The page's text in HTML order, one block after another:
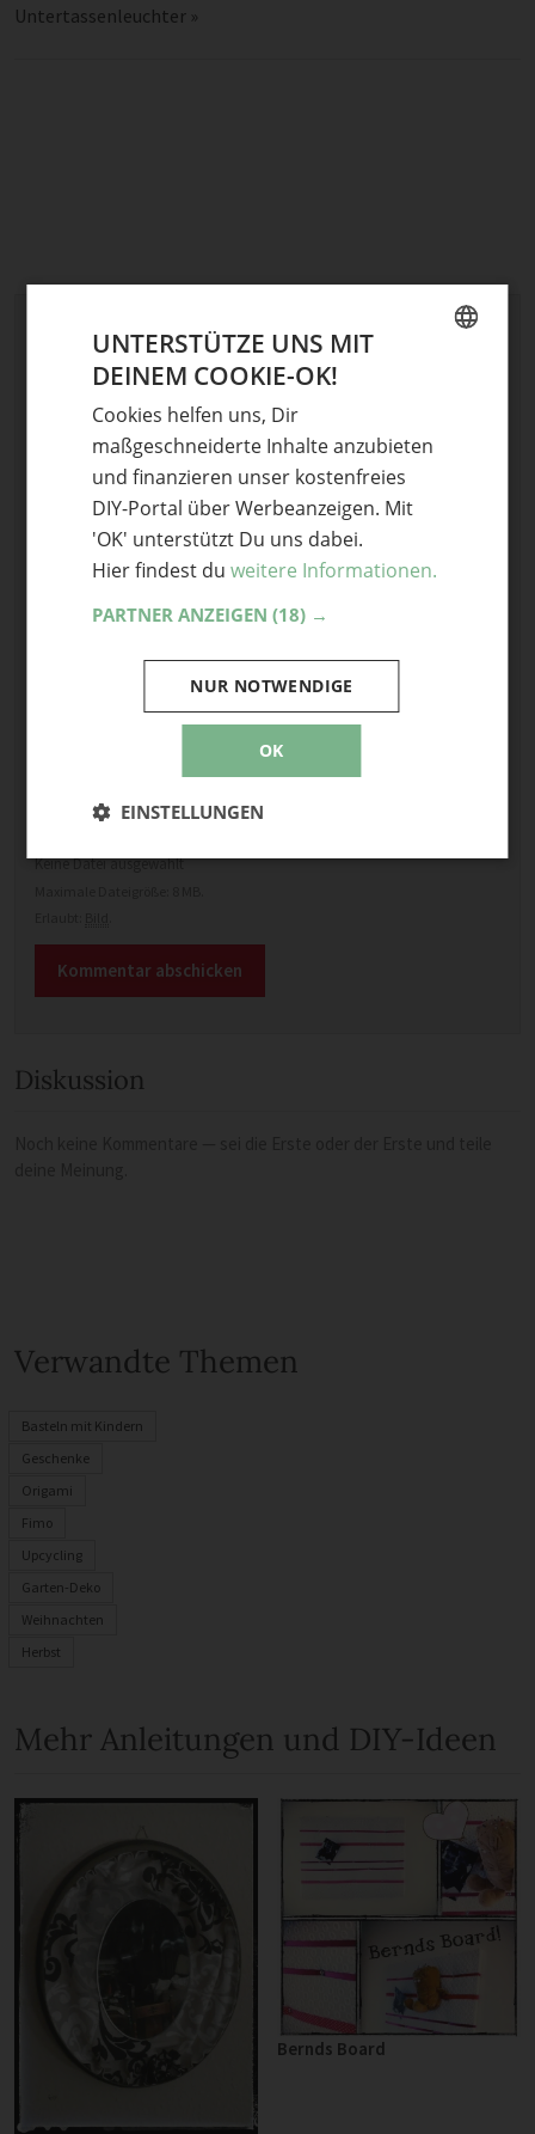
Untertassenleuchter »
Schreibe einen Kommentar
Deine E-Mail-Adresse wird nicht veröffentlicht.
Erforderliche Felder sind mit
Kommentar*
Optional: Foto teilen
Bild anhängen
Keine Datei ausgewählt
Diskussion
Verwandte Themen
Basteln mit Kindern
Geschenke
Origami
Fimo
Upcycling
Garten-Deko
Weihnachten
Herbst
Mehr Anleitungen und DIY-Ideen
Bernds Board
UNTERSTÜTZE UNS MIT
DEINEM COOKIE-OK!
Cookies helfen uns, Dir
maßgeschneiderte Inhalte anzubieten
und finanzieren unser kostenfreies
DIY-Portal über Werbeanzeigen. Mit
'OK' unterstützt Du uns dabei.
Hier findest du weitere Informationen.
PARTNER ANZEIGEN (18) →
OK
NUR NOTWENDIGE
EINSTELLUNGEN